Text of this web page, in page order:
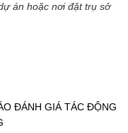
án hoặc nơi đặt trụ sở
ĐÁNH GIÁ TÁC ĐỘNG